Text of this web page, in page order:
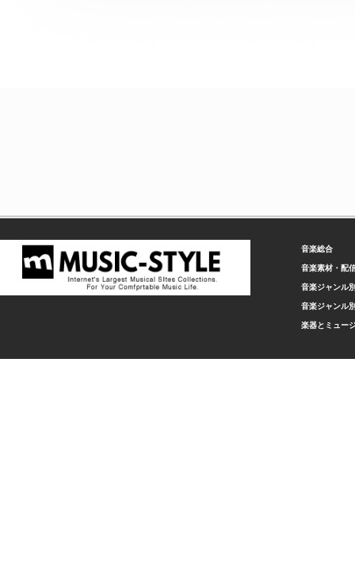
音楽総合
音楽素材・配
音楽ジャンル
音楽ジャンル
楽器とミュー